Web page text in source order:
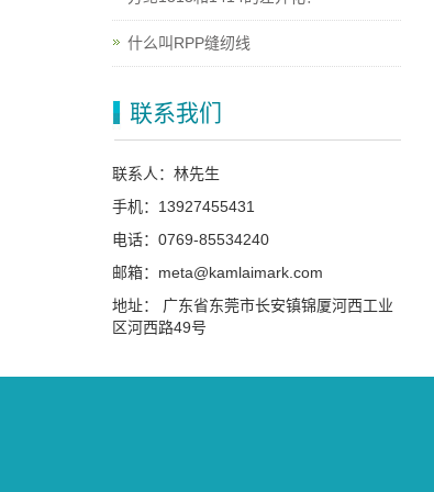
什么叫RPP缝纫线
联系我们
联系人：林先生
手机：13927455431
电话：0769-85534240
邮箱：meta@kamlaimark.com
地址： 广东省东莞市长安镇锦厦河西工业
区河西路49号